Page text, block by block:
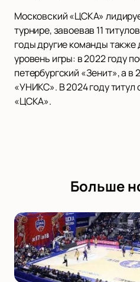
Московский «ЦСКА»
турнире, завоевав 11
годы другие команды
уровень игры: в 2022 году
петербургский «Зенит», а в
«УНИКС». В 2024 году титул
«ЦСКА».
Больше